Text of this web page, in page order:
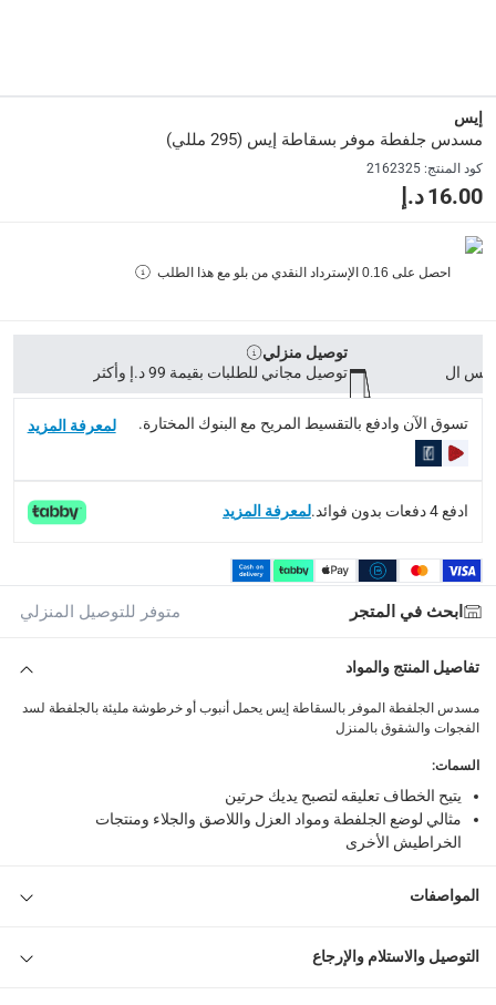
التوصيل المُتَتَبَّع: خلال 1 إلى 5 أيام عمل
delivery times
توصيل المنتجات مباشرة من المورّد: خلال 2 إلى 4 أيام عمل
الاستلام من المتجر عبر خدمة “انقر واستلم” لمنتجات
returns
إمكانية إرجاع المنتجات المؤهلة مجاناً خلال 30 يوماً.
What's in the Box
1 مسدس جلفطة موفر بسقاطة إيس 295 مللي
إيس
مسدس جلفطة موفر بسقاطة إيس (295 مللي)
كود المنتج:
2162325
16.00 د.إ
احصل على 0.16 الإسترداد النقدي من بلو مع هذا الطلب
توصيل منزلي
توصيل مجاني للطلبات بقيمة 99 د.إ وأكثر
تسوق الآن وادفع بالتقسيط المريح مع البنوك المختارة. لمعرفة المزيد
ادفع 4 دفعات بدون فوائد. لمعرفة المزيد
ابحث في المتجر متوفر للتوصيل المنزلي
تفاصيل المنتج والمواد
مسدس الجلفطة الموفر بالسقاطة إيس يحمل أنبوب أو خرطوشة مليئة بالجلفطة لسد
الفجوات والشقوق بالمنزل
السمات:
يتيح الخطاف تعليقه لتصبح يديك حرتين
مثالي لوضع الجلفطة ومواد العزل واللاصق والجلاء ومنتجات
الخراطيش الأخرى
المواصفات
التوصيل والاستلام والإرجاع